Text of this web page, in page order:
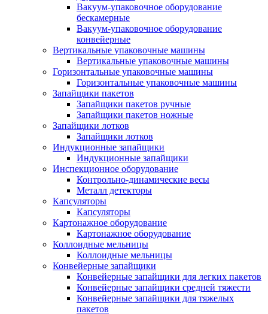
Вакуум-упаковочное оборудование
беcкамерные
Вакуум-упаковочное оборудование
конвейерные
Вертикальные упаковочные машины
Вертикальные упаковочные машины
Горизонтальные упаковочные машины
Горизонтальные упаковочные машины
Запайщики пакетов
Запайщики пакетов ручные
Запайщики пакетов ножные
Запайщики лотков
Запайщики лотков
Индукционные запайщики
Индукционные запайщики
Инспекционное оборудование
Контрольно-динамические весы
Металл детекторы
Капсуляторы
Капсуляторы
Картонажное оборудование
Картонажное оборудование
Коллоидные мельницы
Коллоидные мельницы
Конвейерные запайщики
Конвейерные запайщики для легких пакетов
Конвейерные запайщики средней тяжести
Конвейерные запайщики для тяжелых
пакетов